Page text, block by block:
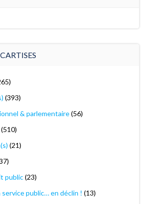
(393)
& parlementaire(56)
(510)
(21)
public(23)
public… en déclin ! (13)